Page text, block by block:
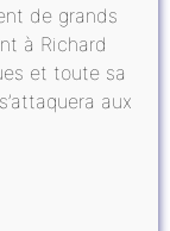
de grands
à Richard
et toute sa
aux